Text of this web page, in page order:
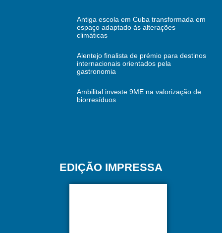
Antiga escola em Cuba transformada em
espaço adaptado às alterações
climáticas
Alentejo finalista de prémio para destinos
internacionais orientados pela
gastronomia
Ambilital investe 9ME na valorização de
biorresíduos
EDIÇÃO IMPRESSA